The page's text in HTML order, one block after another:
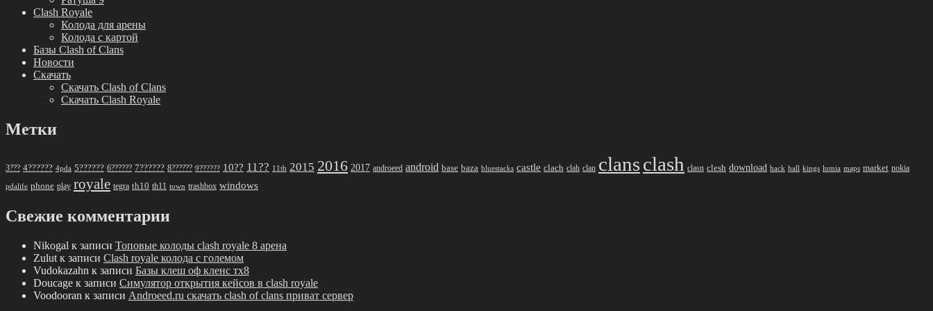
Clash Royale
Колода для арены
Колода с картой
Базы Clash of Clans
Новости
Скачать
Скачать Clash of Clans
Скачать Clash Royale
Метки
3??? 4?????? 4pda 5?????? 6?????? 7?????? 8?????? 9?????? 10?? 11?? 11th 2015 2016 2017 androeed android base baza bluestacks castle clach clah clan clansclash clasn clesh download hack hall kings lumia maps market nokia
pdalife phone play royale tegra th10 th11 town trashbox windows
Свежие комментарии
Nikogal к записи Топовые колоды clash royale 8 арена
Zulut к записи Clash royale колода с големом
Vudokazahn к записи Базы клеш оф кленс тх8
Doucage к записи Симулятор открытия кейсов в clash royale
Voodooran к записи Androeed.ru скачать clash of clans приват сервер